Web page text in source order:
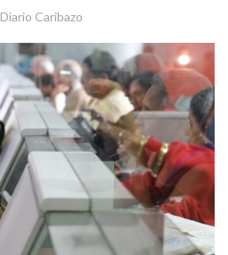
Diario Caribazo